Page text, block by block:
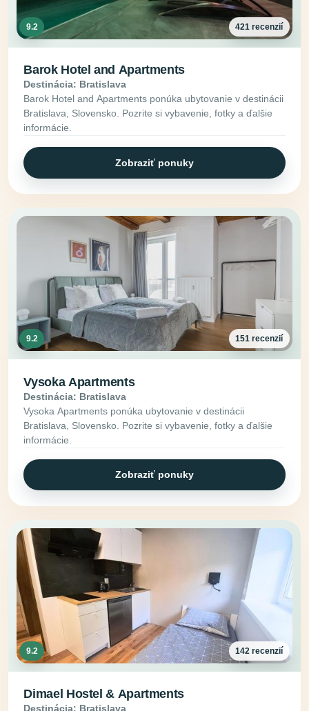
9.2 421 recenzií
Barok Hotel and Apartments
Destinácia: Bratislava
Barok Hotel and Apartments ponúka ubytovanie v destinácii
Bratislava, Slovensko. Pozrite si vybavenie, fotky a ďalšie
informácie.
Zobraziť ponuky
9.2 151 recenzií
Vysoka Apartments
Destinácia: Bratislava
Vysoka Apartments ponúka ubytovanie v destinácii
Bratislava, Slovensko. Pozrite si vybavenie, fotky a ďalšie
informácie.
Zobraziť ponuky
9.2 142 recenzií
Dimael Hostel & Apartments
Destinácia: Bratislava